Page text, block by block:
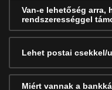
Van-e lehetőség arra,
rendszerességgel
Lehet postai csekkel/
Miért vannak a